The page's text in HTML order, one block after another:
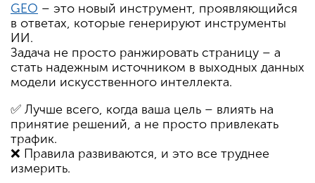
GEO – это новый инструмент, проявляющийся
в ответах, которые генерируют инструменты
ИИ.
Задача не просто ранжировать страницу – а
стать надежным источником в выходных данных
модели искусственного интеллекта.
✅ Лучше всего, когда ваша цель – влиять на
принятие решений, а не просто привлекать
трафик.
❌ Правила развиваются, и это все труднее
измерить.